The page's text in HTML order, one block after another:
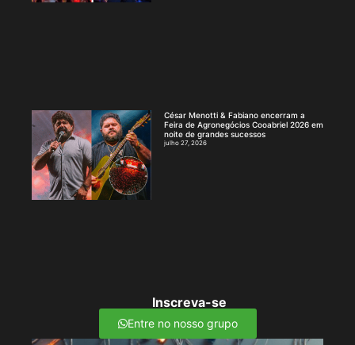
César Menotti & Fabiano encerram a
Feira de Agronegócios Cooabriel 2026 em
noite de grandes sucessos
julho 27, 2026
Inscreva-se
Entre no nosso grupo